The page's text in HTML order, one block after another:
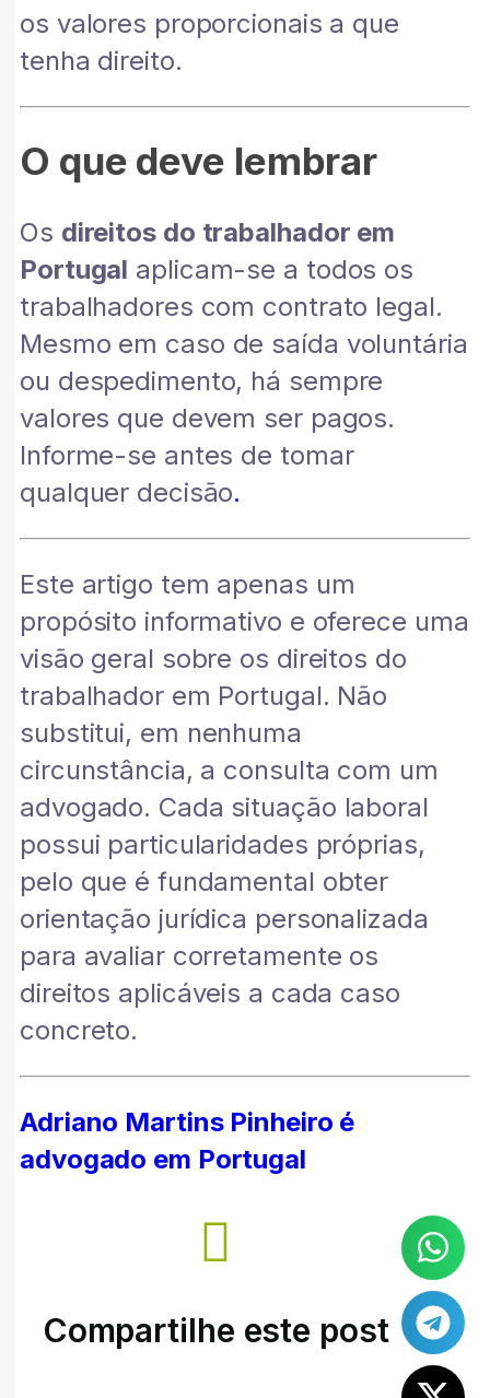
os valores proporcionais a que
tenha direito.
O que deve lembrar
Os direitos do trabalhador em
Portugal aplicam-se a todos os
trabalhadores com contrato legal.
Mesmo em caso de saída voluntária
ou despedimento, há sempre
valores que devem ser pagos.
Informe-se antes de tomar
qualquer decisão.
Este artigo tem apenas um
propósito informativo e oferece uma
visão geral sobre os direitos do
trabalhador em Portugal. Não
substitui, em nenhuma
circunstância, a consulta com um
advogado. Cada situação laboral
possui particularidades próprias,
pelo que é fundamental obter
orientação jurídica personalizada
para avaliar corretamente os
direitos aplicáveis a cada caso
concreto.
Adriano Martins Pinheiro é
advogado em Portugal
Compartilhe este post